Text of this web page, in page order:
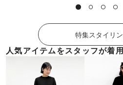
特集スタイリ
人気アイテムをスタッフが着